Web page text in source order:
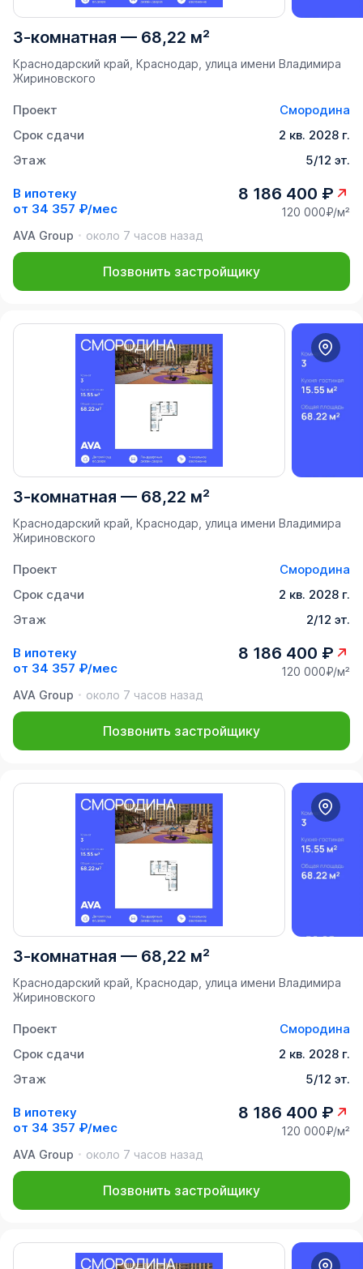
3-комнатная — 68,22 м²
Краснодарский край, Краснодар, улица имени Владимира
Жириновского
Проект
Смородина
Срок сдачи
2 кв. 2028 г.
Этаж
5/12 эт.
В ипотеку
от 34 357 ₽/мес
8 186 400 ₽
120 000₽/м²
AVA Group
около 7 часов назад
Позвонить застройщику
3-комнатная — 68,22 м²
Краснодарский край, Краснодар, улица имени Владимира
Жириновского
Проект
Смородина
Срок сдачи
2 кв. 2028 г.
Этаж
2/12 эт.
В ипотеку
от 34 357 ₽/мес
8 186 400 ₽
120 000₽/м²
AVA Group
около 7 часов назад
Позвонить застройщику
3-комнатная — 68,22 м²
Краснодарский край, Краснодар, улица имени Владимира
Жириновского
Проект
Смородина
Срок сдачи
2 кв. 2028 г.
Этаж
5/12 эт.
В ипотеку
от 34 357 ₽/мес
8 186 400 ₽
120 000₽/м²
AVA Group
около 7 часов назад
Позвонить застройщику